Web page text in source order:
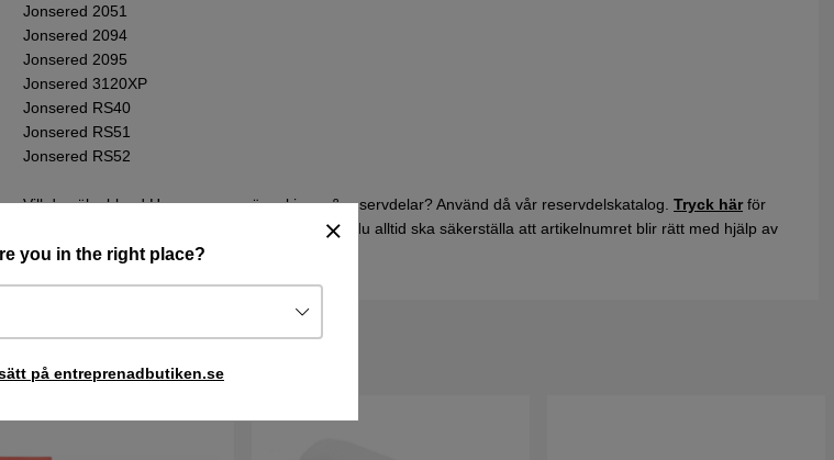
you in the right place?
på entreprenadbutiken.se
Jonsered 2051
Jonsered 2094
Jonsered 2095
Jonsered 3120XP
Jonsered RS40
Jonsered RS51
Jonsered RS52
Vill du söka bland Husqvarna sprängskisser & reservdelar? Använd då vår reservdelskatalog. Tryck härför
att komma till reservdelskatalogen. Tänk på att du alltid ska säkerställa att artikelnumret blir rätt med hjälp av
sprängskissen för din maskin.